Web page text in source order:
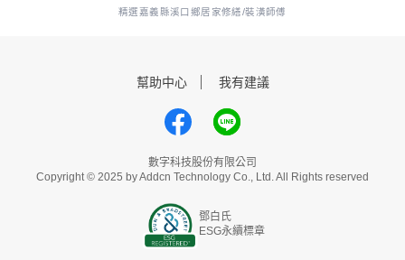
精選嘉義縣溪口鄉居家修繕/裝潢師傅
幫助中心 我有建議
數字科技股份有限公司
Copyright © 2025 by Addcn Technology Co., Ltd. All Rights reserved
鄧白氏
ESG永續標章